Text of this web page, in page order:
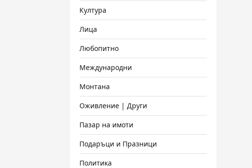
Култура
Лица
Любопитно
Международни
Монтана
Оживление | Други
Пазар на имоти
Подаръци и Празници
Политика